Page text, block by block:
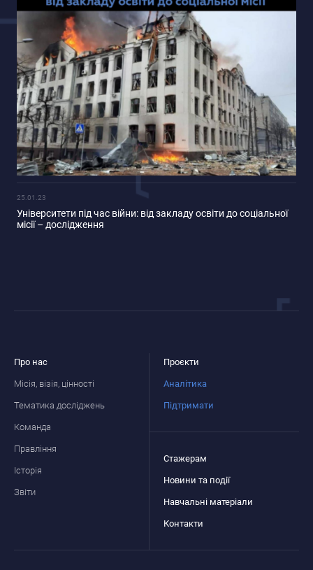
25.01.23
Університети під час війни: від закладу освіти до соціальної
місії – дослідження
Про нас
Місія, візія, цінності
Тематика досліджень
Команда
Правління
Історія
Звіти
Проєкти
Аналітика
Підтримати
Стажерам
Новини та події
Навчальні матеріали
Контакти